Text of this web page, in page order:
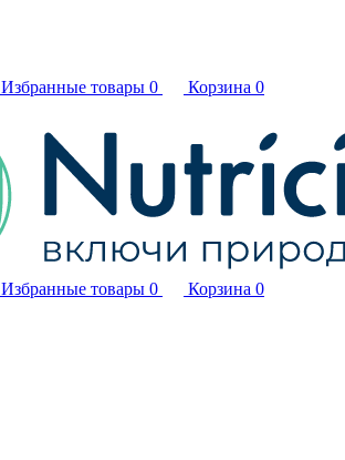
Избранные товары 0 Корзина 0
Избранные товары 0 Корзина 0